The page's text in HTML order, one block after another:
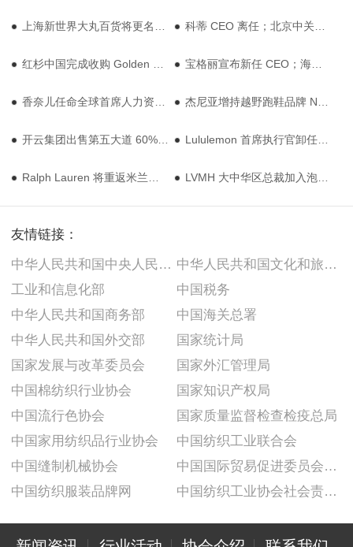
上海新世界大丸百货将更名；迪卡侬子公司收购 Bikeleasing 股份 科蒂 CEO 离任；北京中关村 Art Park 大融城东区开业
红杉中国完成收购 Golden Goose；郭晶晶出任波司登ESG全球形象大使 宝格丽宣布新任 CEO；海南自贸港封关
香奈儿任命全球首席人力资源官；上海静安香格里拉推出缤纷献礼 杰尼亚增持越野跑鞋品牌 Norda 股份；之禾发布 2026 年新胶囊系列
开云集团出售第五大道 60% 股份；Burberry 隆重呈献 2026 新禧贺岁系列 Lululemon 首席执行官卸任；Surpine 推出滑雪速干衣
Ralph Lauren 将重返米兰时装周；Dunhill 北京 SKP 精品店焕新开幕 LVMH 大中华区总裁加入泡泡玛特董事会；Supreme 推出全新系列
友情链接：
中华人民共和国中央人民政府
工业和信息化部
中华人民共和国商务部
中华人民共和国外交部
国家发展与改革委员会
中华人民共和国文化和旅游部
中国税务
中国海关总署
国家统计局
国家外汇管理局
中国棉纺织行业协会
中国流行色协会
中国家用纺织品行业协会
中国缝制机械协会
中国纺织服装品牌网
国家知识产权局
国家质量监督检查检疫总局
中国纺织工业联合会
中国国际贸易促进委员会纺织行业分会
中国纺织工业协会社会责任建设推广委员会